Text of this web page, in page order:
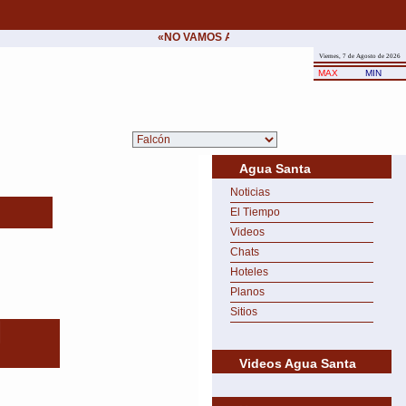
«NO VAMOS A CEDER NUNCA AL CHANTAJE
Viernes, 7 de Agosto de 2026
MAX MIN
Agua Santa
Noticias
El Tiempo
Videos
Chats
Hoteles
Planos
Sitios
Videos Agua Santa